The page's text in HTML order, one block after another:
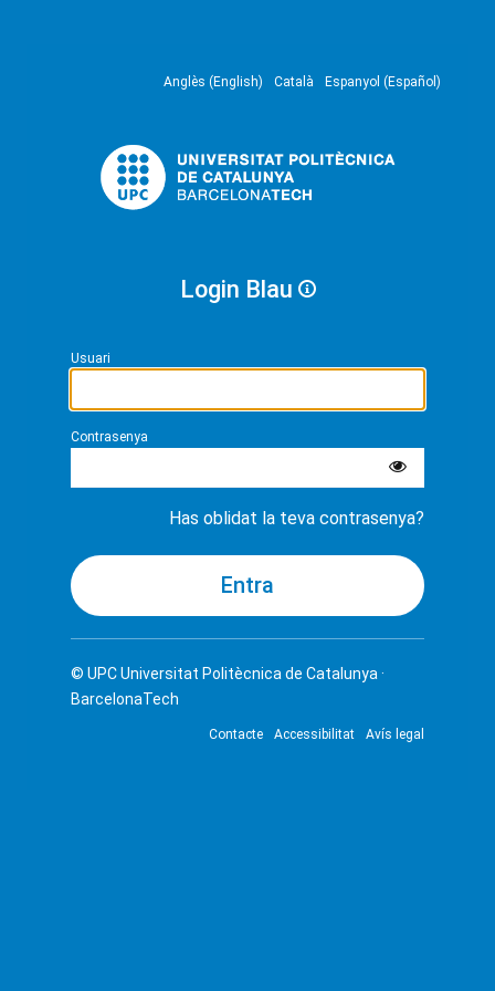
Anglès (English) Català Espanyol (Español)
Login Blau
Usuari
Contrasenya
Has oblidat la teva contrasenya?
© UPCUniversitat Politècnica de Catalunya ·
BarcelonaTech
Contacte Accessibilitat Avís legal